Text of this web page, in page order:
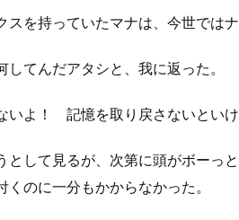
を持っていたマナは、今世では
てんだアタシと、我に返った。
いよ！ 記憶を取り戻さないといけ
して見るが、次第に頭がボーっと
に一分もかからなかった。